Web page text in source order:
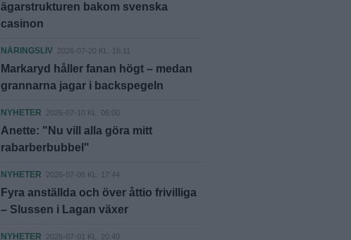
ägarstrukturen bakom svenska
casinon
NÄRINGSLIV 2026-07-20 KL. 16:11
Markaryd håller fanan högt – medan
grannarna jagar i backspegeln
NYHETER 2026-07-10 KL. 06:00
Anette: "Nu vill alla göra mitt
rabarberbubbel"
NYHETER 2026-07-06 KL. 17:44
Fyra anställda och över åttio frivilliga
– Slussen i Lagan växer
NYHETER 2026-07-01 KL. 20:40